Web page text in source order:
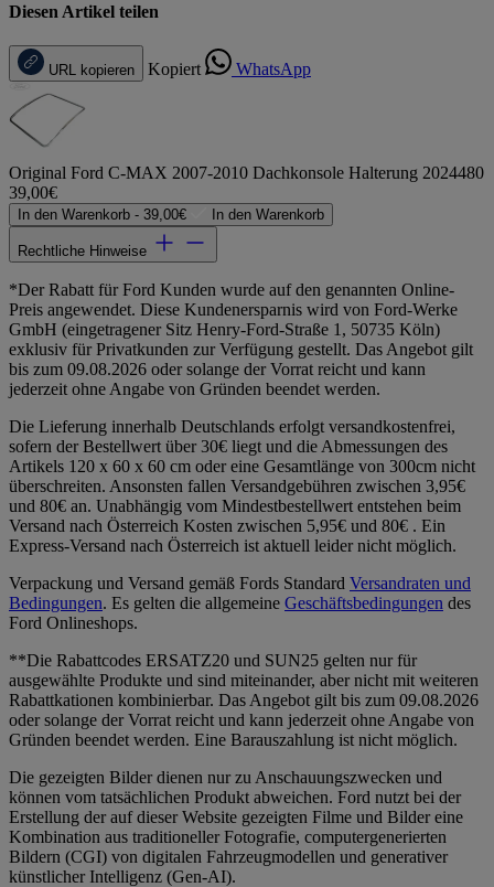
Diesen Artikel teilen
URL kopieren Kopiert WhatsApp
Original Ford C-MAX 2007-2010 Dachkonsole Halterung 2024480
39,00€
In den Warenkorb - 39,00€ In den Warenkorb
Rechtliche Hinweise
*Der Rabatt für Ford Kunden wurde auf den genannten Online-
Preis angewendet. Diese Kundenersparnis wird von Ford-Werke
GmbH (eingetragener Sitz Henry-Ford-Straße 1, 50735 Köln)
exklusiv für Privatkunden zur Verfügung gestellt. Das Angebot gilt
bis zum 09.08.2026 oder solange der Vorrat reicht und kann
jederzeit ohne Angabe von Gründen beendet werden.
Die Lieferung innerhalb Deutschlands erfolgt versandkostenfrei,
sofern der Bestellwert über 30€ liegt und die Abmessungen des
Artikels 120 x 60 x 60 cm oder eine Gesamtlänge von 300cm nicht
überschreiten. Ansonsten fallen Versandgebühren zwischen 3,95€
und 80€ an. Unabhängig vom Mindestbestellwert entstehen beim
Versand nach Österreich Kosten zwischen 5,95€ und 80€ . Ein
Express-Versand nach Österreich ist aktuell leider nicht möglich.
Verpackung und Versand gemäß Fords Standard Versandraten und
Bedingungen. Es gelten die allgemeine Geschäftsbedingungen des
Ford Onlineshops.
**Die Rabattcodes ERSATZ20 und SUN25 gelten nur für
ausgewählte Produkte und sind miteinander, aber nicht mit weiteren
Rabattkationen kombinierbar. Das Angebot gilt bis zum 09.08.2026
oder solange der Vorrat reicht und kann jederzeit ohne Angabe von
Gründen beendet werden. Eine Barauszahlung ist nicht möglich.
Die gezeigten Bilder dienen nur zu Anschauungszwecken und
können vom tatsächlichen Produkt abweichen. Ford nutzt bei der
Erstellung der auf dieser Website gezeigten Filme und Bilder eine
Kombination aus traditioneller Fotografie, computergenerierten
Bildern (CGI) von digitalen Fahrzeugmodellen und generativer
künstlicher Intelligenz (Gen-AI).